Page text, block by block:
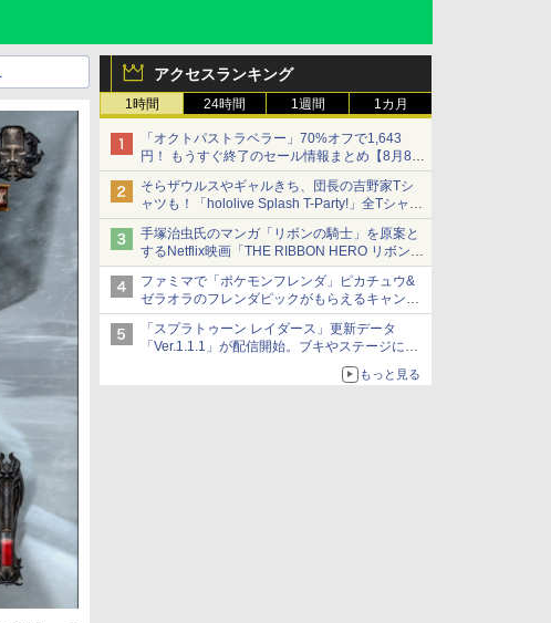
アクセスランキング
1時間 24時間 1週間 1カ月
「オクトパストラベラー」70%オフで1,643
円！ もうすぐ終了のセール情報まとめ【8月8日
更新】
ニンテンドーeショップでは「大神 絶景版」が
67%オフで990円
そらザウルスやギャルきち、団長の吉野家Tシ
ャツも！「hololive Splash T-Party!」全Tシャツ
ラインナップ公開＆オンライン販売開始
手塚治虫氏のマンガ「リボンの騎士」を原案と
するNetflix映画「THE RIBBON HERO リボンヒ
ーロー」本日配信開始
ファミマで「ポケモンフレンダ」ピカチュウ&
ゼラオラのフレンダピックがもらえるキャンペ
ーン開催！
「スプラトゥーン レイダース」更新データ
「Ver.1.1.1」が配信開始。ブキやステージに関
もっと見る